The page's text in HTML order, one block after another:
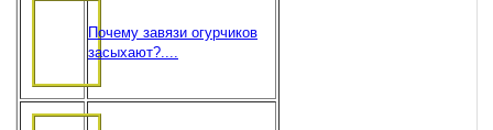
Почему завязи огурчиков
засыхают?....